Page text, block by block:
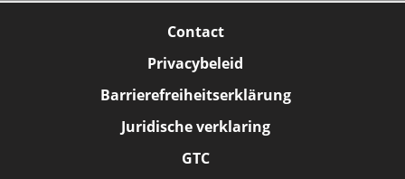
Contact
Privacybeleid
Barrierefreiheitserklärung
Juridische verklaring
GTC